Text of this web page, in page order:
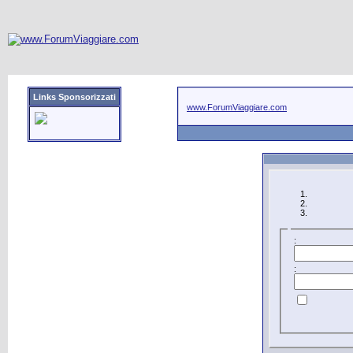
Links Sponsorizzati
www.ForumViaggiare.com
:
: